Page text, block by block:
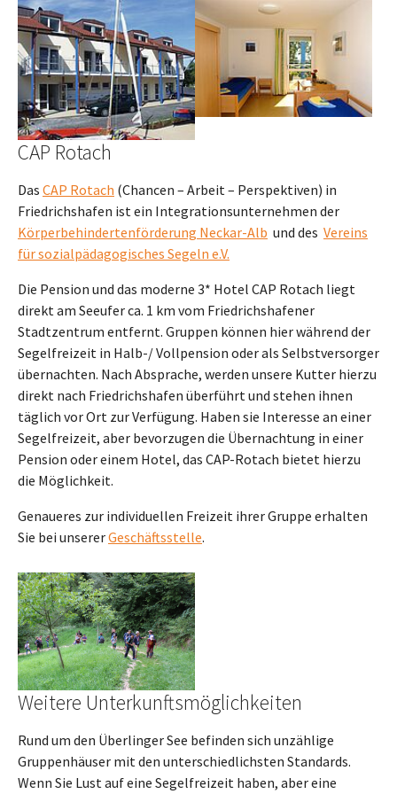
Show larger version Show larger version
CAP Rotach
Das CAP Rotach (Chancen – Arbeit – Perspektiven) in
Friedrichshafen ist ein Integrationsunternehmen der
Körperbehindertenförderung Neckar-Alb und des Vereins
für sozialpädagogisches Segeln e.V.
Die Pension und das moderne 3* Hotel CAP Rotach liegt
direkt am Seeufer ca. 1 km vom Friedrichshafener
Stadtzentrum entfernt. Gruppen können hier während der
Segelfreizeit in Halb-/ Vollpension oder als Selbstversorger
übernachten. Nach Absprache, werden unsere Kutter hierzu
direkt nach Friedrichshafen überführt und stehen ihnen
täglich vor Ort zur Verfügung. Haben sie Interesse an einer
Segelfreizeit, aber bevorzugen die Übernachtung in einer
Pension oder einem Hotel, das CAP-Rotach bietet hierzu
die Möglichkeit.
Genaueres zur individuellen Freizeit ihrer Gruppe erhalten
Sie bei unsererGeschäftsstelle.
Weitere Unterkunftsmöglichkeiten
Rund um den Überlinger See befinden sich unzählige
Gruppenhäuser mit den unterschiedlichsten Standards.
Wenn Sie Lust auf eine Segelfreizeit haben, aber eine